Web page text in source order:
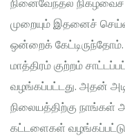
முறையும் இதனைச்
ஒன்றைக் கேட்டிருந்தோம்.
மாத்திரம் குற்றம்
வழங்கப்பட்டது. அதன்
நிலையத்திற்கு
கட்டளைகள்